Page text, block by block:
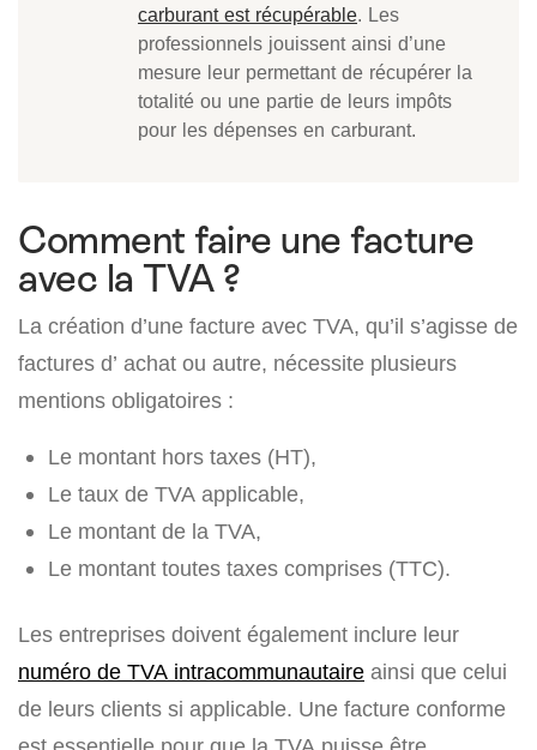
carburant est récupérable. Les
professionnels jouissent ainsi d’une
mesure leur permettant de récupérer la
totalité ou une partie de leurs impôts
pour les dépenses en carburant.
Comment faire une facture
avec la TVA ?
La création d’une facture avec TVA, qu’il s’agisse de
factures d’ achat ou autre, nécessite plusieurs
mentions obligatoires :
Le montant hors taxes (HT),
Le taux de TVA applicable,
Le montant de la TVA,
Le montant toutes taxes comprises (TTC).
Les entreprises doivent également inclure leur
numéro de TVA intracommunautaire ainsi que celui
de leurs clients si applicable. Une facture conforme